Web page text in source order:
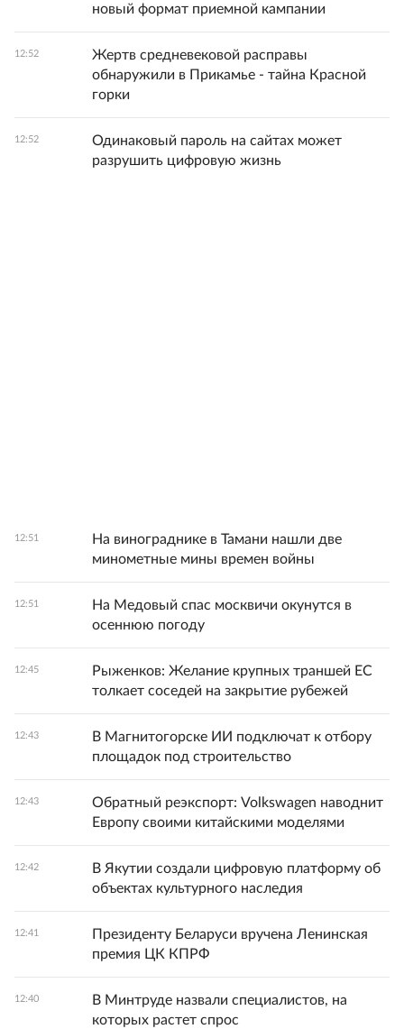
новый формат приемной кампании
12:52
Жертв средневековой расправы
обнаружили в Прикамье - тайна Красной
горки
12:52
Одинаковый пароль на сайтах может
разрушить цифровую жизнь
12:51
На винограднике в Тамани нашли две
минометные мины времен войны
12:51
На Медовый спас москвичи окунутся в
осеннюю погоду
12:45
Рыженков: Желание крупных траншей ЕС
толкает соседей на закрытие рубежей
12:43
В Магнитогорске ИИ подключат к отбору
площадок под строительство
12:43
Обратный реэкспорт: Volkswagen наводнит
Европу своими китайскими моделями
12:42
В Якутии создали цифровую платформу об
объектах культурного наследия
12:41
Президенту Беларуси вручена Ленинская
премия ЦК КПРФ
12:40
В Минтруде назвали специалистов, на
которых растет спрос